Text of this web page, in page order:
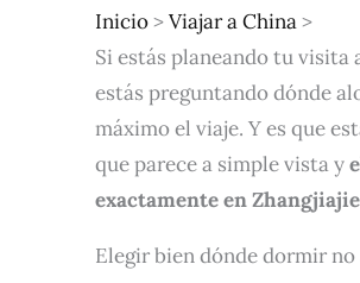
Inicio>Viajar a China>
Si estás planeando tu visita
estás preguntando dónde
máximo el viaje. Y es que
que parece a simple vista y
exactamente en Zhangjiajie
Elegir bien dónde dormir